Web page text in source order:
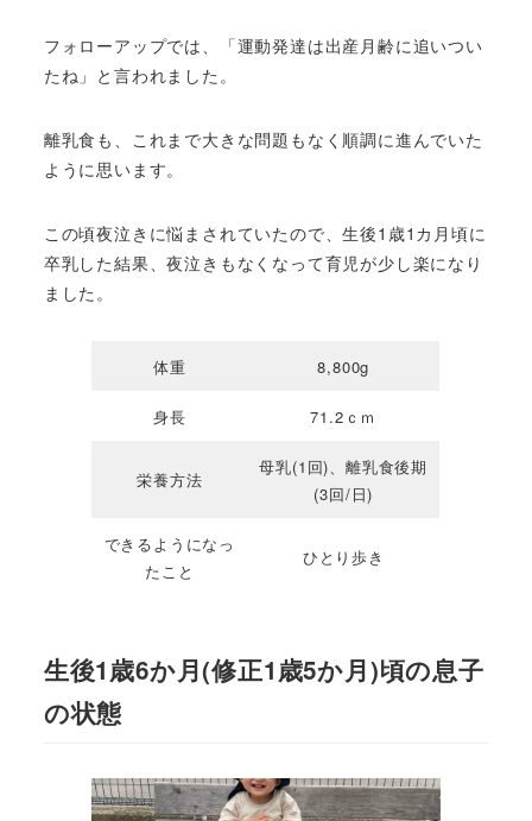
フォローアップでは、「運動発達は出産月齢に追いつい
たね」と言われました。
離乳食も、これまで大きな問題もなく順調に進んでいた
ように思います。
この頃夜泣きに悩まされていたので、生後1歳1カ月頃に
卒乳した結果、夜泣きもなくなって育児が少し楽になり
ました。
体重 8,800g
身長 71.2ｃｍ
栄養方法
母乳(1回)、離乳食後期
(3回/日)
できるようになっ
たこと
ひとり歩き
生後1歳6か月(修正1歳5か月)頃の息子
の状態